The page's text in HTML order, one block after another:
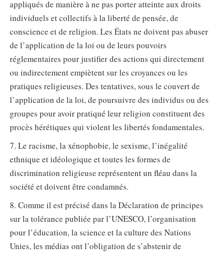
appliqués de manière à ne pas porter atteinte aux droits
individuels et collectifs à la liberté de pensée, de
conscience et de religion. Les États ne doivent pas abuser
de l’application de la loi ou de leurs pouvoirs
réglementaires pour justifier des actions qui directement
ou indirectement empiètent sur les croyances ou les
pratiques religieuses. Des tentatives, sous le couvert de
l’application de la loi, de poursuivre des individus ou des
groupes pour avoir pratiqué leur religion constituent des
procès hérétiques qui violent les libertés fondamentales.
7. Le racisme, la xénophobie, le sexisme, l’inégalité
ethnique et idéologique et toutes les formes de
discrimination religieuse représentent un fléau dans la
société et doivent être condamnés.
8. Comme il est précisé dans la Déclaration de principes
sur la tolérance publiée par l’UNESCO, l’organisation
pour l’éducation, la science et la culture des Nations
Unies, les médias ont l’obligation de s’abstenir de